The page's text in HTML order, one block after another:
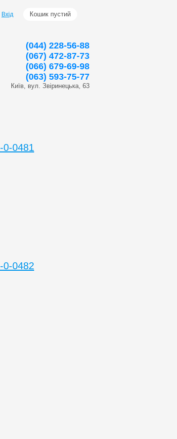
Кошик пустий
Вхід
(044) 228-56-88
(067) 472-87-73
(066) 679-69-98
(063) 593-75-77
Київ, вул. Звіринецька, 63
0-0481
0-0482